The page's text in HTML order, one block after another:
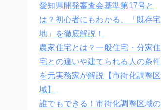
愛知県開発審査会基準第17号と
は？初心者にもわかる、「既存宅
地」を徹底解説！
農家住宅とは？一般住宅・分家住
宅との違いや建てられる人の条件
を元実務家が解説【市街化調整区
域】
誰でもできる！市街化調整区域の